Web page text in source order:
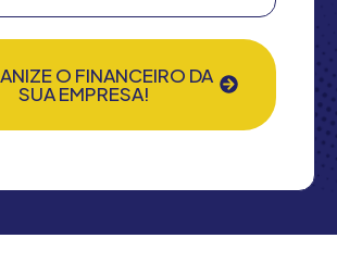
O FINANCEIRO DA
SUA EMPRESA!